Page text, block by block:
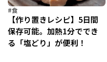
#食
【作り置きレシピ】5日間
保存可能。加熱1分ででき
る「塩どり」が便利！